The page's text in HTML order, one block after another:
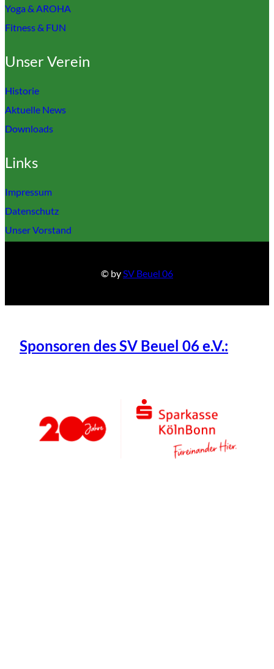
Yoga & AROHA
Fitness & FUN
Unser Verein
Historie
Aktuelle News
Downloads
Links
Impressum
Datenschutz
Unser Vorstand
© by SV Beuel 06
Sponsoren des SV Beuel 06 e.V.: